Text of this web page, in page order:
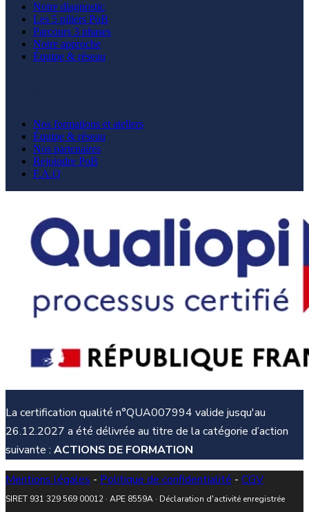
Notre diagnostic
Les 5 piliers PoB
Parcours 3 phases
Notre approche
Équipe & réseau
Nos formations et ateliers
Équipe & réseau
Nos partenaires
Rejoindre PoB
F.A.Q
La certification qualité n°QUA007994 valide jusqu'au
26.12.2027 a été délivrée au titre de la catégorie d’action
suivante : ACTIONS DE FORMATION
Mentions légales - Politique de confidentialité - CGV
SIRET 931 329 569 00012 · APE 8559A · Déclaration d'activité enregistrée